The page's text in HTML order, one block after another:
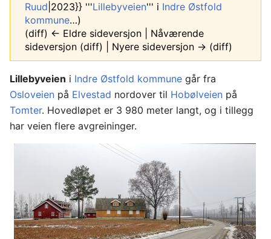
Ruud |2023}} '''Lillebyveien''' i Indre Østfold
kommune…)
(diff) ← Eldre sideversjon | Nåværende
sideversjon (diff) | Nyere sideversjon → (diff)
Lillebyveien i Indre Østfold kommune går fra
Osloveien på Elvestad nordover til Hobølveien på
Tomter. Hovedløpet er 3 980 meter langt, og i tillegg
har veien flere avgreininger.